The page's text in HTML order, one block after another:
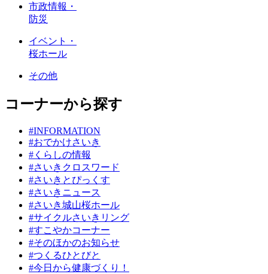
市政情報・
防災
イベント・
桜ホール
その他
コーナーから探す
#INFORMATION
#おでかけさいき
#くらしの情報
#さいきクロスワード
#さいきとぴっくす
#さいきニュース
#さいき城山桜ホール
#サイクルさいきリング
#すこやかコーナー
#そのほかのお知らせ
#つくるひとびと
#今日から健康づくり！